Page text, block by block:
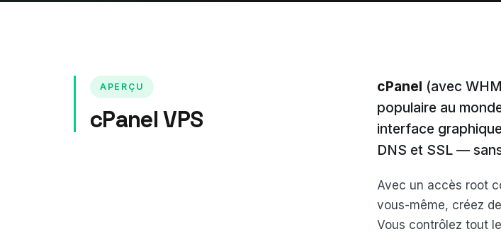
APERÇU
cPanel VPS
cPanel (avec
populaire au
interface
DNS et SSL —
Avec un accès root
vous-même, créez
Vous contrôlez tout